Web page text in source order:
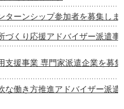
ターンシップ参加者を募集しま
くり応援アドバイザー派遣事
支援事業 専門家派遣企業を募
な働き方推進アドバイザー派遣